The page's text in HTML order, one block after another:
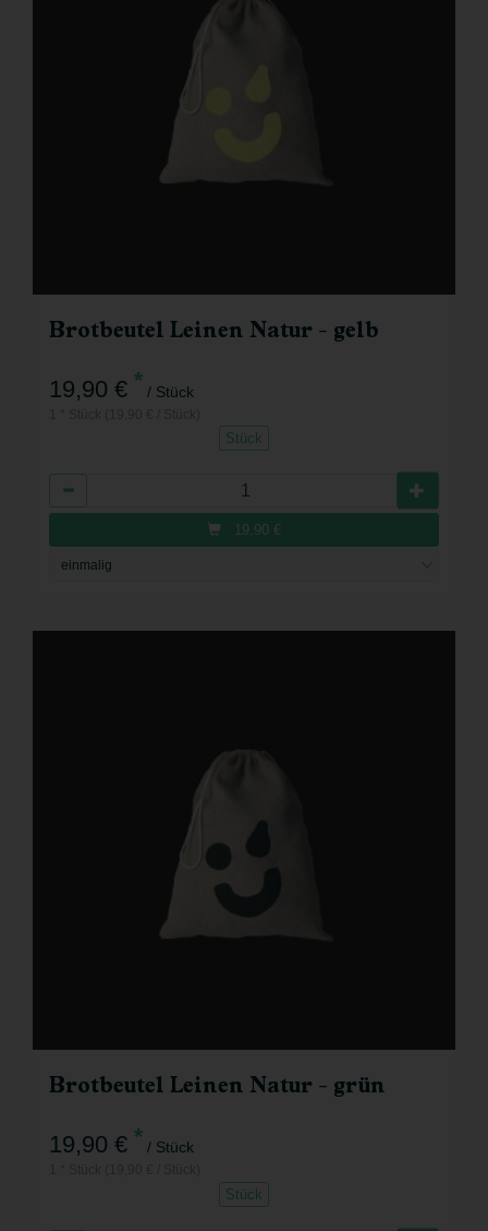
Brotbeutel Leinen Natur - gelb
19,90 € * / Stück
Stück
19,90 €
Brotbeutel Leinen Natur - grün
19,90 € * / Stück
Stück